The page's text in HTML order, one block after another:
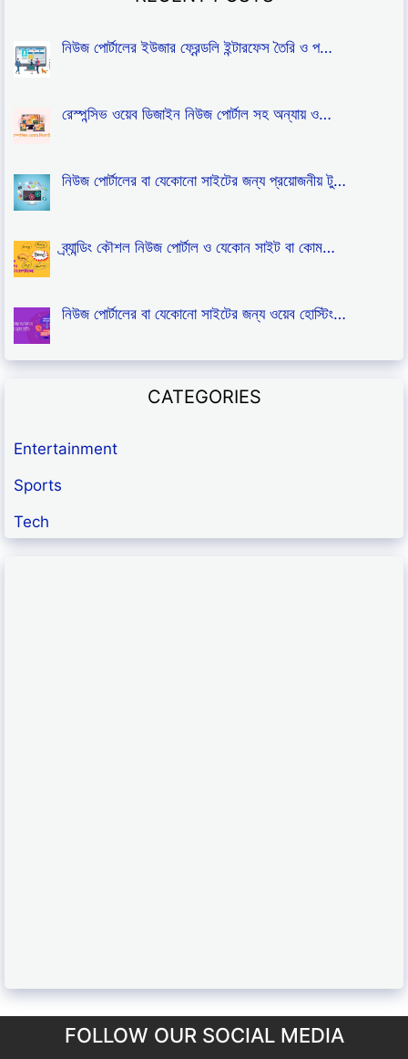
নিউজ পোর্টালের ইউজার ফ্রেন্ডলি ইন্টারফেস তৈরি ও প…
রেস্পন্সিভ ওয়েব ডিজাইন নিউজ পোর্টাল সহ অন্যায় ও…
নিউজ পোর্টালের বা যেকোনো সাইটের জন্য প্রয়োজনীয় টু…
ব্র্যান্ডিং কৌশল নিউজ পোর্টাল ও যেকোন সাইট বা কোম…
নিউজ পোর্টালের বা যেকোনো সাইটের জন্য ওয়েব হোস্টিং…
CATEGORIES
Entertainment
Sports
Tech
FOLLOW OUR SOCIAL MEDIA